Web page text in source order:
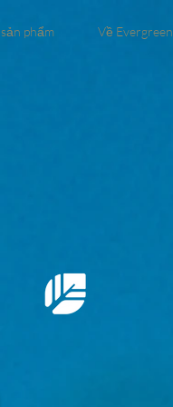
sản phẩm Về Evergreen